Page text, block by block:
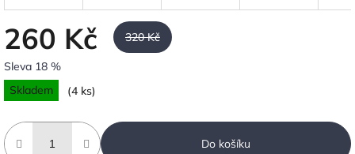
260 Kč 320 Kč
Sleva 18 %
Měrná
cena:
Skladem (4 ks)
Do košíku